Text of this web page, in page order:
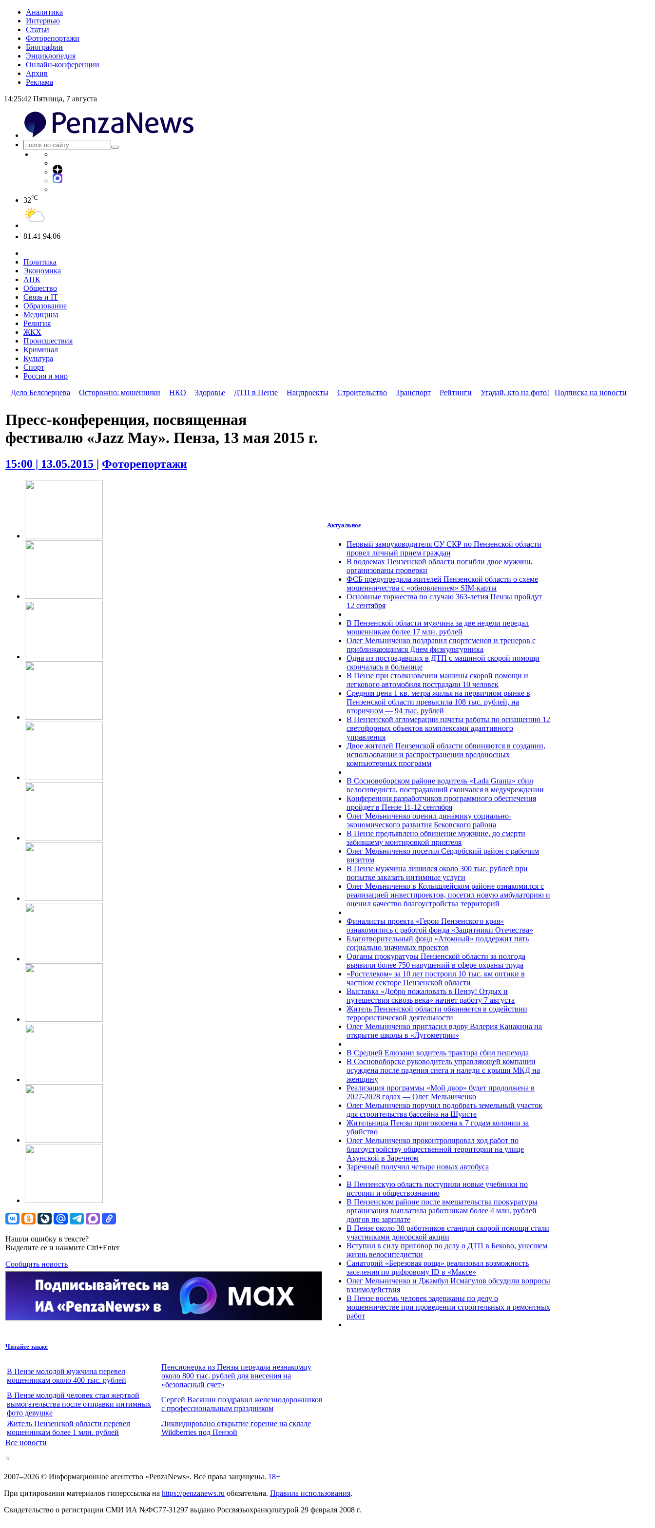
Аналитика
Интервью
Статьи
Фоторепортажи
Биографии
Энциклопедия
Онлайн-конференции
Архив
Реклама
14:25:43 Пятница, 7 августа
32°C
81.41 94.06
Политика
Экономика
АПК
Общество
Связь и IT
Образование
Медицина
Религия
ЖКХ
Происшествия
Криминал
Культура
Спорт
Россия и мир
Дело Белозерцева
Осторожно: мошенники НКО Здоровье ДТП в Пензе Нацпроекты Строительство Транспорт Рейтинги Угадай, кто на фото! Подписка на новости
Пресс-конференция, посвященная
фестивалю «Jazz May». Пенза, 13 мая 2015 г.
15:00 | 13.05.2015 | Фоторепортажи
Нашли ошибку в тексте?
Выделите ее и нажмите Ctrl+Enter
Сообщить новость
Читайте также
В Пензе молодой мужчина перевел
мошенникам около 400 тыс. рублей
Пенсионерка из Пензы передала незнакомцу
около 800 тыс. рублей для внесения на
«безопасный счет»
В Пензе молодой человек стал жертвой
вымогательства после отправки интимных
фото девушке
Сергей Васянин поздравил железнодорожников
с профессиональным праздником
Житель Пензенской области перевел
мошенникам более 1 млн. рублей
Ликвидировано открытие горение на складе
Wildberries под Пензой
Все новости
Актуальное
Первый замруководителя СУ СКР по Пензенской области
провел личный прием граждан
В водоемах Пензенской области погибли двое мужчин,
организованы проверки
ФСБ предупредила жителей Пензенской области о схеме
мошенничества c «обновлением» SIM-карты
Основные торжества по случаю 363-летия Пензы пройдут
12 сентября
В Пензенской области мужчина за две недели передал
мошенникам более 17 млн. рублей
Олег Мельниченко поздравил спортсменов и тренеров с
приближающимся Днем физкультурника
Одна из пострадавших в ДТП с машиной скорой помощи
скончалась в больнице
В Пензе при столкновении машины скорой помощи и
легкового автомобиля пострадали 10 человек
Средняя цена 1 кв. метра жилья на первичном рынке в
Пензенской области превысила 108 тыс. рублей, на
вторичном — 94 тыс. рублей
В Пензенской агломерации начаты работы по оснащению 12
светофорных объектов комплексами адаптивного
управления
Двое жителей Пензенской области обвиняются в создании,
использовании и распространении вредоносных
компьютерных программ
В Сосновоборском районе водитель «Lada Granta» сбил
велосипедиста, пострадавший скончался в медучреждении
Конференция разработчиков программного обеспечения
пройдет в Пензе 11-12 сентября
Олег Мельниченко оценил динамику социально-
экономического развития Бековского района
В Пензе предъявлено обвинение мужчине, до смерти
забившему монтировкой приятеля
Олег Мельниченко посетил Сердобский район с рабочим
визитом
В Пензе мужчина лишился около 300 тыс. рублей при
попытке заказать интимные услуги
Олег Мельниченко в Колышлейском районе ознакомился с
реализацией инвестпроектов, посетил новую амбулаторию и
оценил качество благоустройства территорий
Финалисты проекта «Герои Пензенского края»
ознакомились с работой фонда «Защитники Отечества»
Благотворительный фонд «Атомный» поддержит пять
социально значимых проектов
Органы прокуратуры Пензенской области за полгода
выявили более 750 нарушений в сфере охраны труда
«Ростелеком» за 10 лет построил 10 тыс. км оптики в
частном секторе Пензенской области
Выставка «Добро пожаловать в Пензу! Отдых и
путешествия сквозь века» начнет работу 7 августа
Житель Пензенской области обвиняется в содействии
террористической деятельности
Олег Мельниченко пригласил вдову Валерия Канакина на
открытие школы в «Лугометрии»
В Средней Елюзани водитель трактора сбил пешехода
В Сосновоборске руководитель управляющей компании
осуждена после падения снега и наледи с крыши МКД на
женщину
Реализация программы «Мой двор» будет продолжена в
2027-2028 годах — Олег Мельниченко
Олег Мельниченко поручил подобрать земельный участок
для строительства бассейна на Шуисте
Жительница Пензы приговорена к 7 годам колонии за
убийство
Олег Мельниченко проконтролировал ход работ по
благоустройству общественной территории на улице
Ахунской в Заречном
Заречный получил четыре новых автобуса
В Пензенскую область поступили новые учебники по
истории и обществознанию
В Пензенском районе после вмешательства прокуратуры
организация выплатила работникам более 4 млн. рублей
долгов по зарплате
В Пензе около 30 работников станции скорой помощи стали
участниками донорской акции
Вступил в силу приговор по делу о ДТП в Беково, унесшем
жизнь велосипедистки
Санаторий «Березовая роща» реализовал возможность
заселения по цифровому ID в «Максе»
Олег Мельниченко и Джамбул Исмагулов обсудили вопросы
взаимодействия
В Пензе восемь человек задержаны по делу о
мошенничестве при проведении строительных и ремонтных
работ
2007–2026 © Информационное агентство «PenzaNews». Все права защищены. 18+
При цитировании материалов гиперссылка на https://penzanews.ru обязательна. Правила использования.
Свидетельство о регистрации СМИ ИА №ФС77-31297 выдано Россвязьохранкультурой 29 февраля 2008 г.